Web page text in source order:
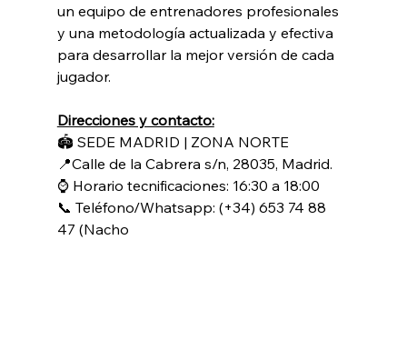
un equipo de entrenadores profesionales
y una metodología actualizada y efectiva
para desarrollar la mejor versión de cada
jugador.
Direcciones y contacto:
🏟 SEDE MADRID | ZONA NORTE
📍Calle de la Cabrera s/n, 28035, Madrid.
⌚ Horario tecnificaciones: 16:30 a 18:00
📞 Teléfono/Whatsapp: (+34) 653 74 88
47 (Nacho